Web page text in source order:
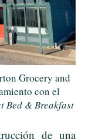
Grocery and
con el
Bed & Breakfast
de una